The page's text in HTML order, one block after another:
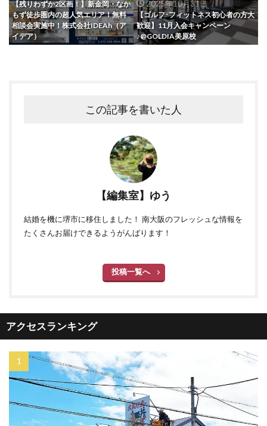
【残りわずか2区画！】新金岡・なか
もず徒歩圏内の超人気エリア！無料
相談会実施中！株式会社IDEAh（ア
イデア）
2025年10月31日
【ゴルフ･フィットネス初心者の方大
歓迎】11月入会キャンペーン
♪@GOLDIA美原校
この記事を書いた人
【編集室】ゆう
結婚を機に堺市に移住しました！ 南大阪のフレッシュな情報を
たくさんお届けできるようがんばります！
投稿一覧へ
アクセスランキング